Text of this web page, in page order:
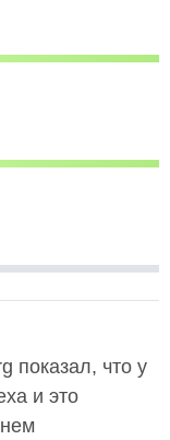
показал, что у
и это